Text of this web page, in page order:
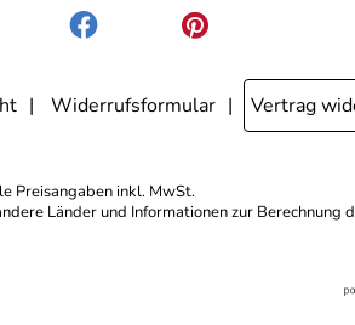
Widerrufsformular Vertrag
Preisangaben inkl. MwSt.
Länder und Informationen zur Berechnung